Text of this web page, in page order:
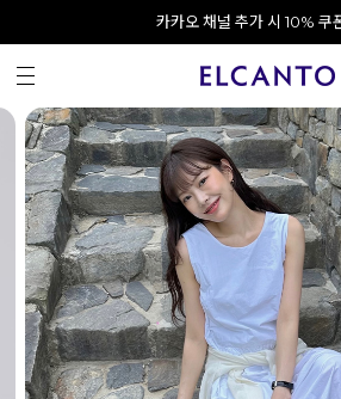
오전 10시 이전 결제 완료 시 오
회원가입 시 최대 20% 쿠
카카오 채널 추가 시 10% 쿠